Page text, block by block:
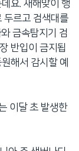
요. 새해맞이 행
두르고 검색대를
금속탐지기 검
반입이 금지됩
해서 감시할 예
이달 초 발생한